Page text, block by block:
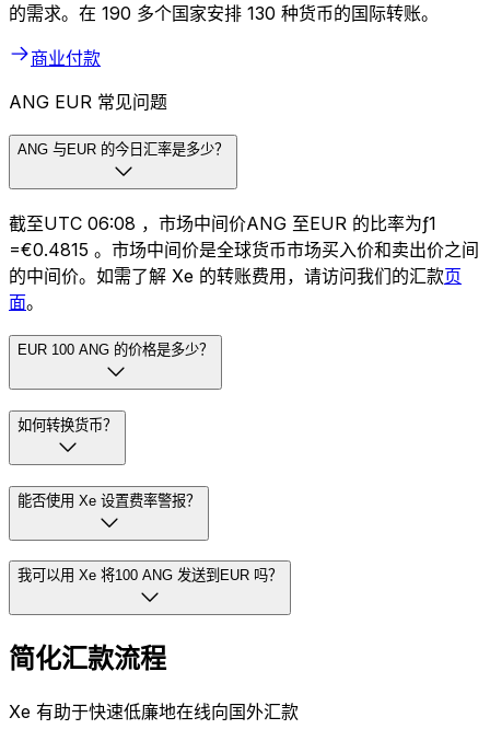
的需求。在 190 多个国家安排 130 种货币的国际转账。
商业付款
ANG EUR 常见问题
ANG 与EUR 的今日汇率是多少？
截至UTC 06:08 ，市场中间价ANG 至EUR 的比率为ƒ1
=€0.4815 。市场中间价是全球货币市场买入价和卖出价之间
的中间价。如需了解 Xe 的转账费用，请访问我们的汇款页
面。
EUR 100 ANG 的价格是多少？
如何转换货币？
能否使用 Xe 设置费率警报？
我可以用 Xe 将100 ANG 发送到EUR 吗？
简化汇款流程
Xe 有助于快速低廉地在线向国外汇款